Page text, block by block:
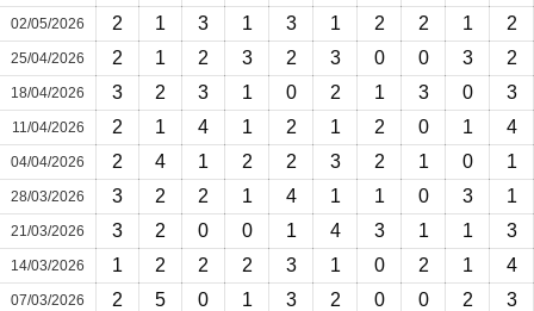
02/05/2026 2 1 3 1 3 1 2 2 1 2
25/04/2026 2 1 2 3 2 3 0 0 3 2
18/04/2026 3 2 3 1 0 2 1 3 0 3
11/04/2026 2 1 4 1 2 1 2 0 1 4
04/04/2026 2 4 1 2 2 3 2 1 0 1
28/03/2026 3 2 2 1 4 1 1 0 3 1
21/03/2026 3 2 0 0 1 4 3 1 1 3
14/03/2026 1 2 2 2 3 1 0 2 1 4
07/03/2026 2 5 0 1 3 2 0 0 2 3